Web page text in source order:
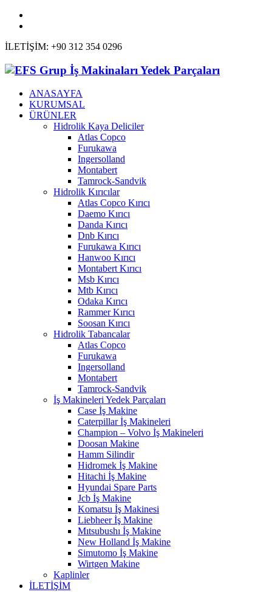
İLETİŞİM: +90 312 354 0296
ANASAYFA
KURUMSAL
ÜRÜNLER
Hidrolik Kaya Deliciler
Atlas Copco
Furukawa
Ingersolland
Montabert
Tamrock-Sandvik
Hidrolik Kırıcılar
Atlas Copco Kırıcı
Daemo Kırıcı
Danda Kırıcı
Dnb Kırıcı
Furukawa Kırıcı
Hanwoo Kırıcı
Montabert Kırıcı
Msb Kırıcı
Mtb Kırıcı
Odaka Kırıcı
Rammer Kırıcı
Soosan Kırıcı
Hidrolik Tabancalar
Atlas Copco
Furukawa
Ingersolland
Montabert
Tamrock-Sandvik
İş Makineleri Yedek Parçaları
Case İş Makine
Caterpillar İş Makineleri
Champion – Volvo İş Makineleri
Doosan Makine
Hamm Silindir
Hidromek İş Makine
Hitachi İş Makine
Hyundai Spare Parts
Jcb İş Makine
Komatsu İş Makinesi
Liebheer İş Makine
Mıtsubushı İş Makine
New Holland İş Makine
Simutomo İş Makine
Wirtgen Makine
Kaplinler
İLETİŞİM